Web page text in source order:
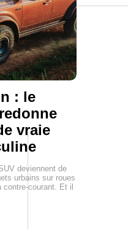
: le
vraie
deviennent de
urbains sur roues
contre-courant. Et il